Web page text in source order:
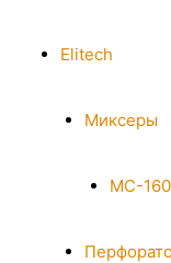
Elitech
Миксеры
МС-